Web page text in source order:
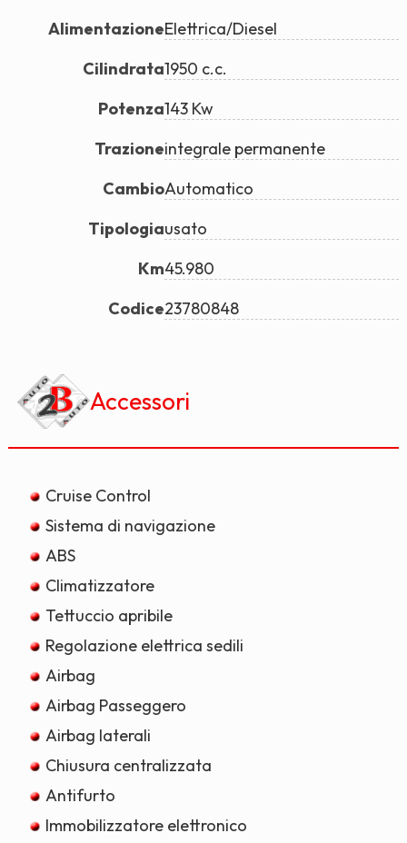
AlimentazioneElettrica/Diesel
Cilindrata1950 c.c.
Potenza143 Kw
Trazioneintegrale permanente
CambioAutomatico
Tipologiausato
Km45.980
Codice23780848
Accessori
Cruise Control
Sistema di navigazione
ABS
Climatizzatore
Tettuccio apribile
Regolazione elettrica sedili
Airbag
Airbag Passeggero
Airbag laterali
Chiusura centralizzata
Antifurto
Immobilizzatore elettronico